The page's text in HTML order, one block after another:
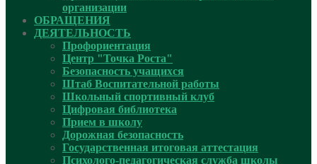
организации
ОБРАЩЕНИЯ
ДЕЯТЕЛЬНОСТЬ
Профориентация
Центр "Точка Роста"
Безопасность учащихся
Штаб Воспитательной работы
Школьный спортивный клуб
Цифровая библиотека
Прием в школу
Дорожная безопасность
Государственная итоговая аттестация
Психолого-педагогическая служба школы